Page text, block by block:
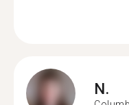
N.